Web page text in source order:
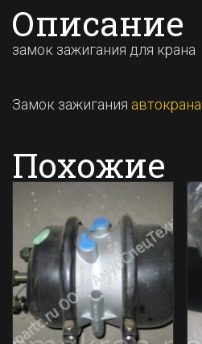
Описание
замок зажигания для крана
Замок зажигания автокрана
Похожие